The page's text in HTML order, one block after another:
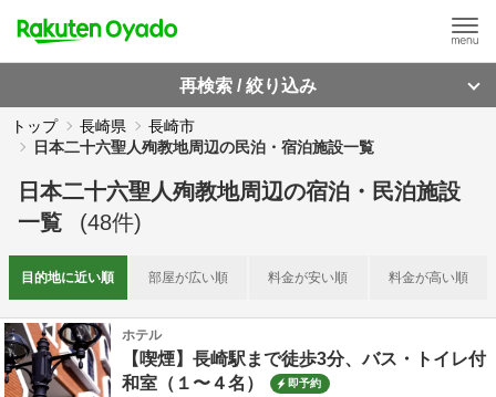
再検索 / 絞り込み
トップ 長崎県
長崎市
日本二十六聖人殉教地周辺の民泊・宿泊施設一覧
日本二十六聖人殉教地周辺の宿泊・民泊施設
一覧
(48件)
目的地に近い順 部屋が広い順 料金が安い順 料金が高い順
ホテル
【喫煙】長崎駅まで徒歩3分、バス・トイレ付
和室（１〜４名）
即予約